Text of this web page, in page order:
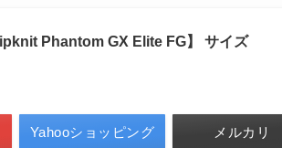
Phantom GX Elite FG】 サイズ
Yahooショッピング メルカリ